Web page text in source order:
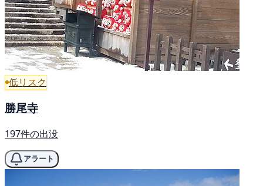
低リスク
勝尾寺
197件の出没
アラート